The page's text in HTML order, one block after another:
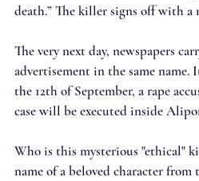
death.” The killer signs off with a
The very next day, newspapers
advertisement in the same
the 12th of September, a rape
case will be executed inside
Who is this mysterious "ethical"
name of a beloved character